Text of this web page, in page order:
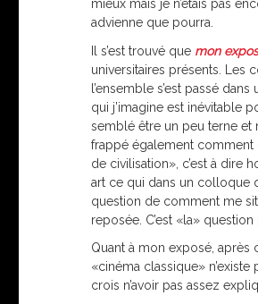
mieux mais je n’étais pas
advienne que pourra.
Il s’est trouvé que mon
universitaires présents. Les
l’ensemble s’est passé
qui j’imagine est inévitable
semblé être un peu terne et
frappé également comment
de civilisation», c’est à dire
art ce qui dans un colloque
question de comment me
reposée. C’est «la»
Quant à mon exposé, après
«cinéma classique»
crois n’avoir pas assez